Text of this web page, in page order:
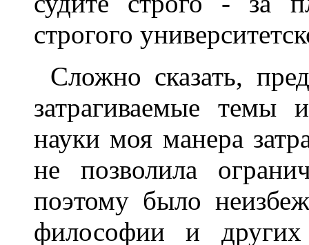
строгого
Сложно сказать,
затрагиваемые темы
науки моя манера
не позволила
поэтому было
философии и